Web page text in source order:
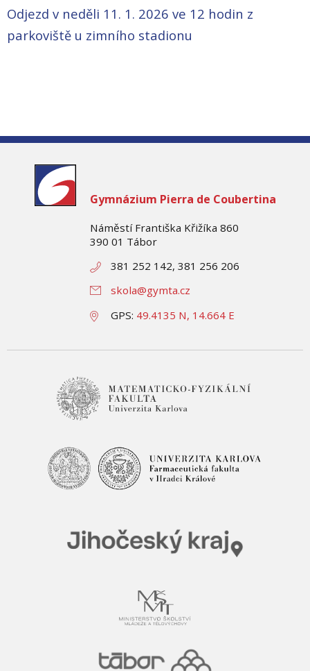
Odjezd v neděli 11. 1. 2026 ve 12 hodin z
parkoviště u zimního stadionu
Gymnázium Pierra de Coubertina
Náměstí Františka Křižíka 860
390 01 Tábor
381 252 142, 381 256 206
skola@gymta.cz
GPS: 49.4135 N, 14.664 E